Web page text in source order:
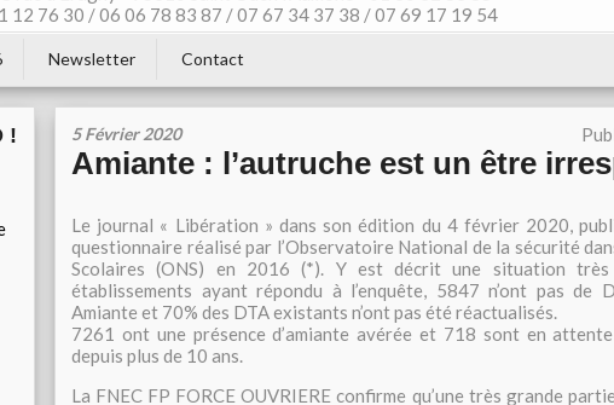
12 76 30 / 06 06 78 83 87 / 07 67 34 37 38 / 07 69 17 19 54
Newsletter Contact
! 5 Février 2020
Amiante : l’autruche est un être
Le journal « Libération » dans son édition du 4 février 2020,
questionnaire réalisé par l’Observatoire National de la sécurité
Scolaires (ONS) en 2016 (*). Y est décrit une situation
établissements ayant répondu à l’enquête, 5847 n’ont pas de
Amiante et 70% des DTA existants n’ont pas été réactualisés.
7261 ont une présence d’amiante avérée et 718 sont en
depuis plus de 10 ans.
La FNEC FP FORCE OUVRIERE confirme qu’une très grande